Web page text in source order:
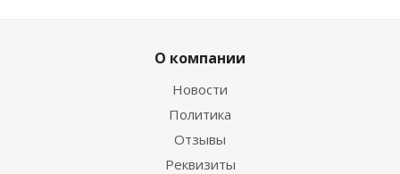
О компании
Новости
Политика
Отзывы
Реквизиты